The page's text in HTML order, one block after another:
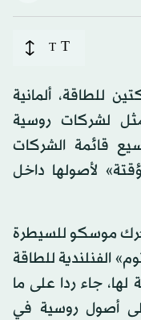
T
T
للطاقة، ألمانية
لشركات روسية
قائمة الشركات
لأصولها داخل
تحرك موسكو للسيطرة
الفنلندية للطاقة
لها، جاء ردا على ما
على أصول روسية في